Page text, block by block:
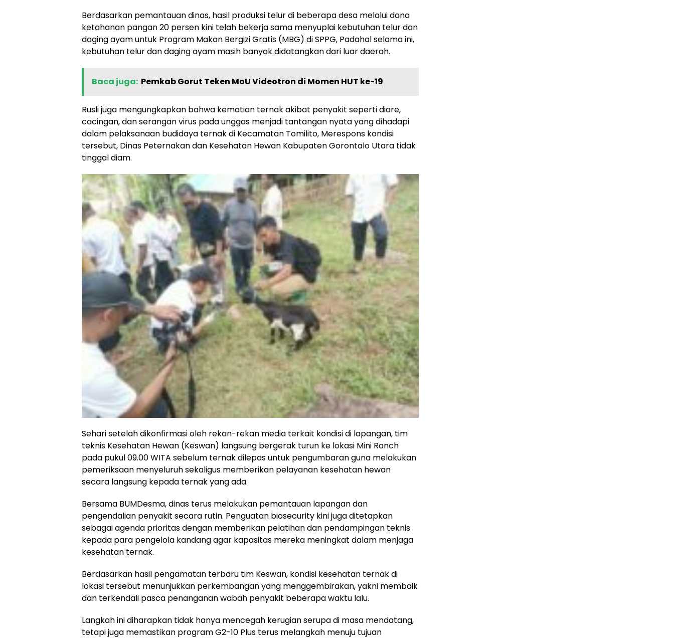
Berdasarkan pemantauan dinas, hasil produksi telur di beberapa desa melalui dana
ketahanan pangan 20 persen kini telah bekerja sama menyuplai kebutuhan telur dan
daging ayam untuk Program Makan Bergizi Gratis (MBG) di SPPG, Padahal selama ini,
kebutuhan telur dan daging ayam masih banyak didatangkan dari luar daerah.
Baca juga: Pemkab Gorut Teken MoU Videotron di Momen HUT ke-19
Rusli juga mengungkapkan bahwa kematian ternak akibat penyakit seperti diare,
cacingan, dan serangan virus pada unggas menjadi tantangan nyata yang dihadapi
dalam pelaksanaan budidaya ternak di Kecamatan Tomilito, Merespons kondisi
tersebut, Dinas Peternakan dan Kesehatan Hewan Kabupaten Gorontalo Utara tidak
tinggal diam.
Sehari setelah dikonfirmasi oleh rekan-rekan media terkait kondisi di lapangan, tim
teknis Kesehatan Hewan (Keswan) langsung bergerak turun ke lokasi Mini Ranch
pada pukul 09.00 WITA sebelum ternak dilepas untuk pengumbaran guna melakukan
pemeriksaan menyeluruh sekaligus memberikan pelayanan kesehatan hewan
secara langsung kepada ternak yang ada.
Bersama BUMDesma, dinas terus melakukan pemantauan lapangan dan
pengendalian penyakit secara rutin. Penguatan biosecurity kini juga ditetapkan
sebagai agenda prioritas dengan memberikan pelatihan dan pendampingan teknis
kepada para pengelola kandang agar kapasitas mereka meningkat dalam menjaga
kesehatan ternak.
Berdasarkan hasil pengamatan terbaru tim Keswan, kondisi kesehatan ternak di
lokasi tersebut menunjukkan perkembangan yang menggembirakan, yakni membaik
dan terkendali pasca penanganan wabah penyakit beberapa waktu lalu.
Langkah ini diharapkan tidak hanya mencegah kerugian serupa di masa mendatang,
tetapi juga memastikan program G2-10 Plus terus melangkah menuju tujuan